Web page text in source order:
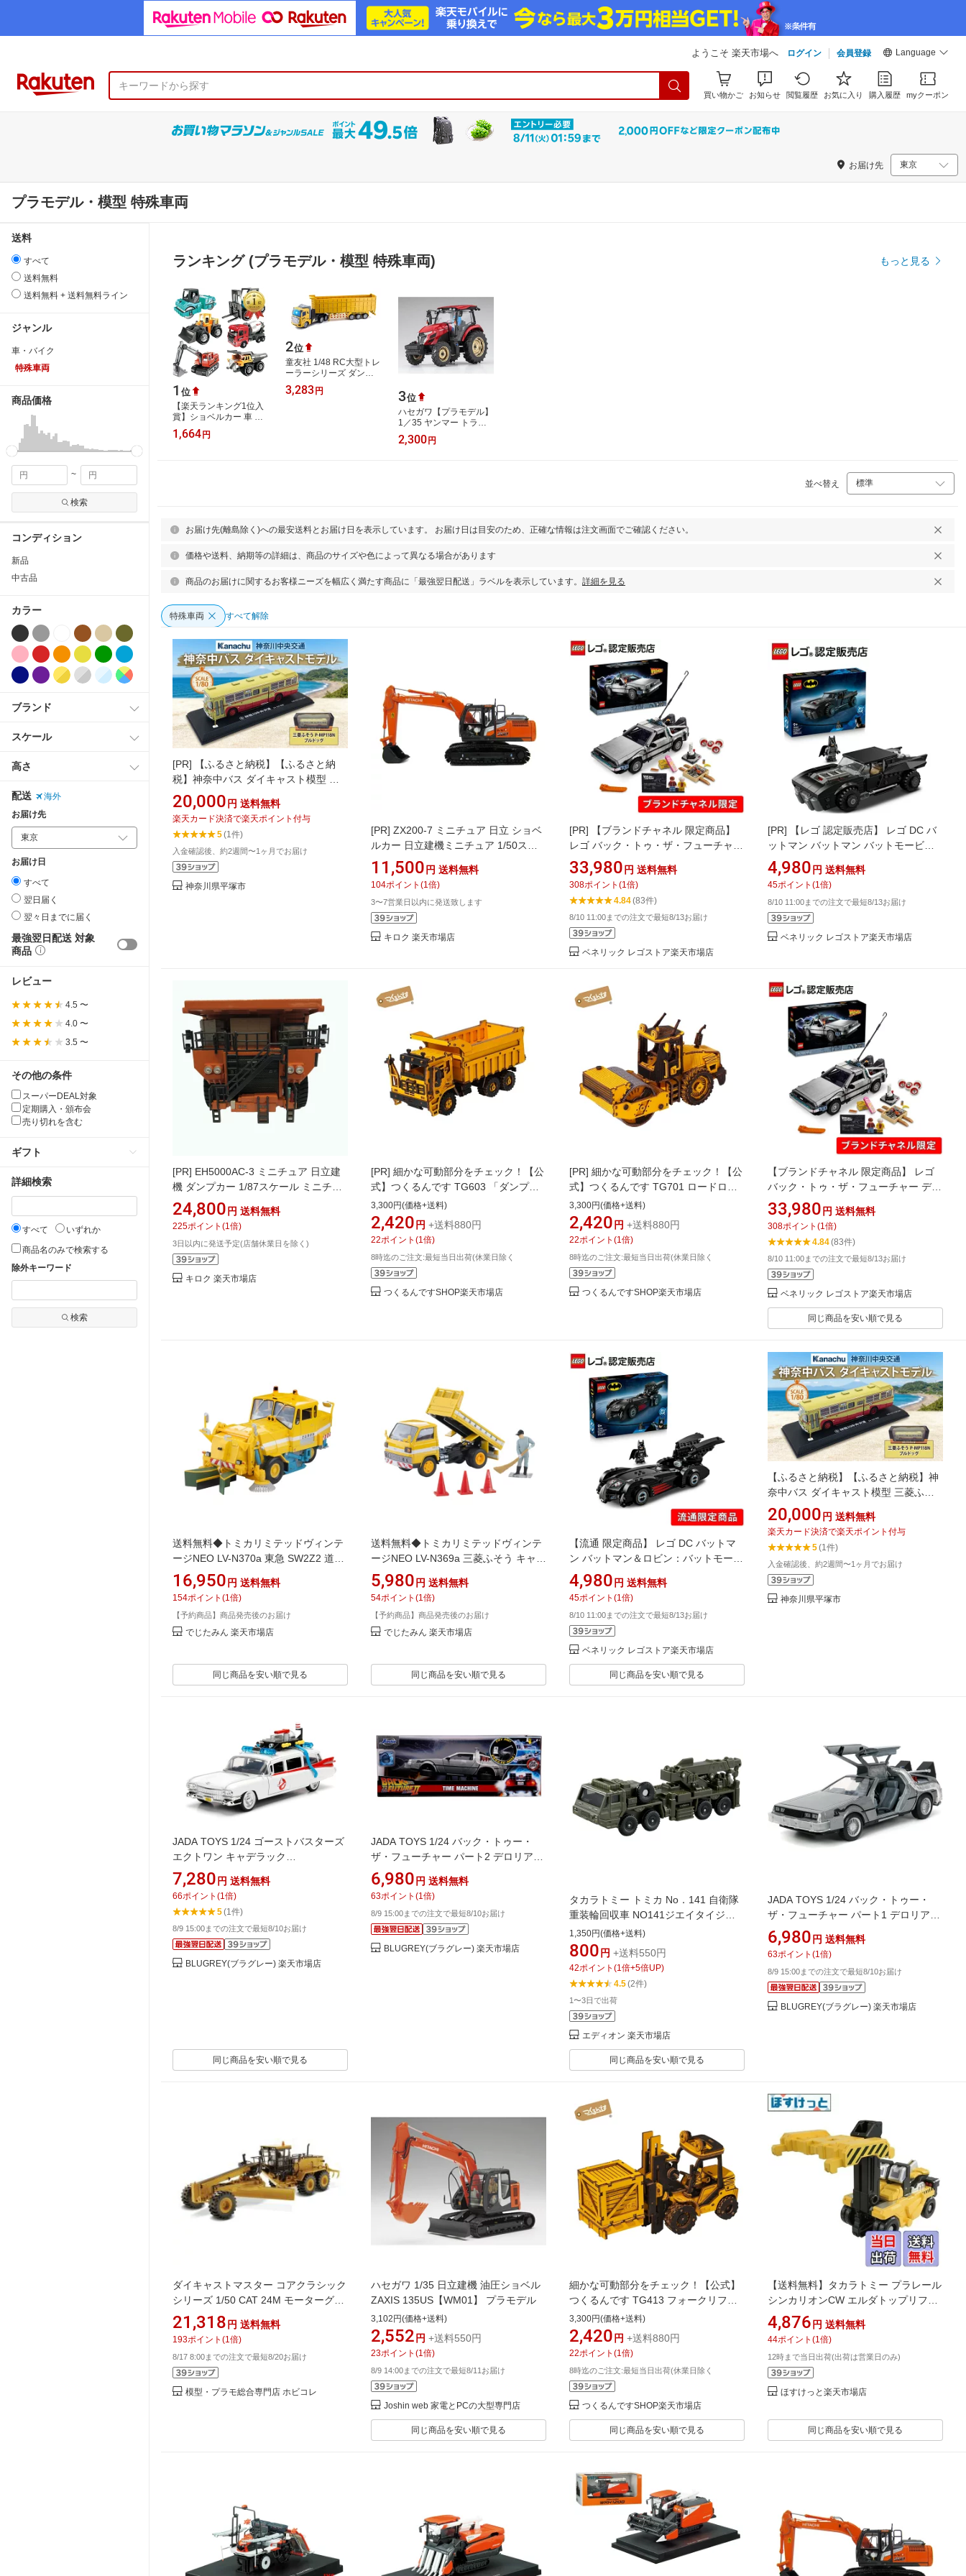
ようこそ 楽天市場へ ログイン 会員登録 Language
買い物かご お知らせ 閲覧履歴 お気に入り 購入履歴 myクーポン
お届け先
プラモデル・模型 特殊車両
送料
すべて
送料無料
送料無料 + 送料無料ライン
ジャンル
車・バイク
特殊車両
商品価格
~
検索
コンディション
新品
中古品
カラー
ブランド
スケール
高さ
配送
海外
お届け先
お届け日
すべて
翌日届く
翌々日までに届く
最強翌日配送 対象
商品
レビュー
4.5 〜
4.0 〜
3.5 〜
その他の条件
スーパーDEAL対象
定期購入・頒布会
売り切れを含む
ギフト
詳細検索
すべて
いずれか
商品名のみで検索する
除外キーワード
検索
ランキング (プラモデル・模型 特殊車両) もっと見る
1 位
【楽天ランキング1位入
賞】ショベルカー 車 働
く車 おもちゃ ミニカー
砂場 プレゼント 6個セッ
1,664 円
2位
童友社 1/48 RC大型トレ
ーラーシリーズ ダンプ
トレーラー（黄） ラジ
コン
3,283 円 3位
ハセガワ【プラモデル】
1／35 ヤンマー トラク
ター YT5113A H-
4967834660052
2,300 円
並べ替え
お届け先(離島除く)への最安送料とお届け日を表示しています。 お届け日は目安のため、正確な情報は注文画面でご確認ください。
価格や送料、納期等の詳細は、商品のサイズや色によって異なる場合があります
商品のお届けに関するお客様ニーズを幅広く満たす商品に「最強翌日配送」ラベルを表示しています。 詳細を見る
特殊車両 すべて解除
[PR]
【ふるさと納税】【ふるさと納
税】神奈中バス ダイキャスト模型 三
菱ふそう ダイキャスト模型 懐かしの
昭和に活躍したバス ブルドッグ 模型
のりもの 乗り物 玩具 おもちゃ 雑貨 日
用品 P-MP118N 神奈中商事 送料無料
神奈川県 平塚市
20,000 円 送料無料
楽天カード決済で楽天ポイント付与
5(1件)
入金確認後、約2週間〜1ヶ月でお届け
神奈川県平塚市
[PR] ZX200-7 ミニチュア 日立 ショベ
ルカー 日立建機ミニチュア 1/50スケ
ール 日立 ショベルカー 建機 油圧ショ
ベル ミニカー 重機 模型 建設機械 日立
建機 クリスマス 誕生日 プレゼント 人
気 ショベル ユンボ おもちゃ 男の子 男
子 男性 女の子 女子 女性 子供
11,500 円 送料無料
104ポイント (1倍)
3〜7営業日以内に発送致します
キロク 楽天市場店
[PR]
【ブランドチャネル 限定商品】
レゴ バック・トゥ・ザ・フューチャー
デロリアン・DMC-12 10300 乗り物
車 ミニカー インテリア オシャレ 母 父
おもちゃ 玩具 誕生日 プレゼント ブロ
ック LEGO 男性 女性
33,980 円 送料無料
308ポイント (1倍)
4.84(83件)
8/10 11:00までの注文で最短8/13お届け
ベネリック レゴストア楽天市場店
[PR]
【レゴ 認定販売店】 レゴ DC バ
ットマン バットマン バットモービル
76332 おもちゃ 玩具 誕生日 プレゼン
ト ブロック LEGO 男の子 女の子 子供
9歳 10歳 11歳 小学生 対戦 ロボット
ゲーム
4,980 円 送料無料
45ポイント (1倍)
8/10 11:00までの注文で最短8/13お届け
ベネリック レゴストア楽天市場店
[PR] EH5000AC-3 ミニチュア 日立建
機 ダンプカー 1/87スケール ミニチュ
アモデル 建機 建機ミニチュア ミニカ
ー 重機 模型 建設機械 日立建機 日
立建機ミニチュア 日立 ミニチュア
模型 誕生日 プレゼント 人気 ユンボ
おもちゃ 男の子 男子 男性 女子
24,800 円 送料無料
225ポイント (1倍)
3日以内に発送予定(店舗休業日を除く)
キロク 楽天市場店
[PR] 細かな可動部分をチェック！【公
式】つくるんです TG603 「ダンプト
ラック」／あんしん日本語説明書付
3D ウッドパズル 手作りキット 脳トレ
父の日 おうち時間 誕生日 知育
3,300円(価格+送料)
2,420 円 +送料880円
22ポイント (1倍)
8時迄のご注文:最短当日出荷(休業日除く
つくるんですSHOP楽天市場店
[PR] 細かな可動部分をチェック！【公
式】つくるんです TG701 ロードロー
ラー｜Robotime 日本公式／日本語説
明書付 3D ウッドパズル 手作りキット
脳トレ 小学生 大人 工作キット 段ボー
ル おうち時間 誕生日 知育
3,300円(価格+送料)
2,420 円 +送料880円
22ポイント (1倍)
8時迄のご注文:最短当日出荷(休業日除く
つくるんですSHOP楽天市場店
【ブランドチャネル 限定商品】 レゴ
バック・トゥ・ザ・フューチャー デロ
リアン・DMC-12 10300 乗り物 車 ミ
ニカー インテリア オシャレ 母 父 おも
ちゃ 玩具 誕生日 プレゼント ブロック
LEGO 男性 女性
33,980 円 送料無料
308ポイント (1倍)
4.84(83件)
8/10 11:00までの注文で最短8/13お届け
ベネリック レゴストア楽天市場店
同じ商品を安い順で見る
送料無料◆トミカリミテッドヴィンテ
ージNEO LV-N370a 東急 SW2Z2 道路
清掃車 (黄) 1/64 ミニカー トミーテッ
ク 336150 【8月予約】
16,950 円 送料無料
154ポイント (1倍)
【予約商品】商品発売後のお届け
でじたみん 楽天市場店
同じ商品を安い順で見る
送料無料◆トミカリミテッドヴィンテ
ージNEO LV-N369a 三菱ふそう キャン
ター ダンプトラック 道路維持作業車
フィギュア付 1/64 ミニカー トミーテ
ック 336518 【8月予約】
5,980 円 送料無料
54ポイント (1倍)
【予約商品】商品発売後のお届け
でじたみん 楽天市場店
同じ商品を安い順で見る
【流通 限定商品】 レゴ DC バットマ
ン バットマン＆ロビン：バットモービ
ル 76333 おもちゃ 玩具 誕生日 プレゼ
ント ブロック LEGO 男の子 女の子 子
供 9歳 10歳 11歳 小学生 対戦 ロボッ
ト ゲーム
4,980 円 送料無料
45ポイント (1倍)
8/10 11:00までの注文で最短8/13お届け
ベネリック レゴストア楽天市場店
同じ商品を安い順で見る
【ふるさと納税】【ふるさと納税】神
奈中バス ダイキャスト模型 三菱ふそ
う ダイキャスト模型 懐かしの昭和に
活躍したバス ブルドッグ 模型 のりも
の 乗り物 玩具 おもちゃ 雑貨 日用品
P-MP118N 神奈中商事 送料無料 神奈
川県 平塚市
20,000 円 送料無料
楽天カード決済で楽天ポイント付与
5(1件)
入金確認後、約2週間〜1ヶ月でお届け
神奈川県平塚市
JADA TOYS 1/24 ゴーストバスターズ
エクトワン キャデラック
Ghostbusters Ecto-1 Cadillac 99731
【国内在庫品】
7,280 円 送料無料
66ポイント (1倍)
5(1件)
8/9 15:00までの注文で最短8/10お届け
BLUGREY(ブラグレー) 楽天市場店
同じ商品を安い順で見る
JADA TOYS 1/24 バック・トゥー・
ザ・フューチャー パート2 デロリアン
ライトアップ BACK TO THE FUTURE
PART II DELOREAN ミニカー ダイキ
ャスト ジャダトイズ 映画 【国内在庫
品】
6,980 円 送料無料
63ポイント (1倍)
8/9 15:00までの注文で最短8/10お届け
BLUGREY(ブラグレー) 楽天市場店
タカラトミー トミカ No．141 自衛隊
重装輪回収車 NO141ジエイタイジユ
ウソウリンカイシユウ [NO141ジエイ
タイジユウソウリンカイシユウ]
1,350円(価格+送料)
800 円 +送料550円
42ポイント (1倍+5倍UP)
4.5(2件)
1〜3日で出荷
エディオン 楽天市場店
同じ商品を安い順で見る
JADA TOYS 1/24 バック・トゥー・
ザ・フューチャー パート1 デロリアン
ライトアップ BACK TO THE FUTURE
PART I DELOREAN 32911 ミニカー
ダイキャスト ジャダトイズ 【国内在
庫品】
6,980 円 送料無料
63ポイント (1倍)
8/9 15:00までの注文で最短8/10お届け
BLUGREY(ブラグレー) 楽天市場店
ダイキャストマスター コアクラシック
シリーズ 1/50 CAT 24M モーターグレ
ーダ DM85264C
21,318 円 送料無料
193ポイント (1倍)
8/17 8:00までの注文で最短8/20お届け
模型・プラモ総合専門店 ホビコレ
ハセガワ 1/35 日立建機 油圧ショベル
ZAXIS 135US【WM01】 プラモデル
3,102円(価格+送料)
2,552 円 +送料550円
23ポイント (1倍)
8/9 14:00までの注文で最短8/11お届け
Joshin web 家電とPCの大型専門店
同じ商品を安い順で見る
細かな可動部分をチェック！【公式】
つくるんです TG413 フォークリフト
｜Robotime 日本公式／日本語説明書
付 3D ウッドパズル 手作りキット 脳ト
レ 小学生 大人 工作キット 段ボール お
うち時間 誕生日 知育
3,300円(価格+送料)
2,420 円 +送料880円
22ポイント (1倍)
8時迄のご注文:最短当日出荷(休業日除く
つくるんですSHOP楽天市場店
同じ商品を安い順で見る
【送料無料】タカラトミー プラレール
シンカリオンCW エルダトップリフタ
ー 電車 おもちゃ 3歳以上
4,876 円 送料無料
44ポイント (1倍)
12時まで当日出荷(出荷は営業日のみ)
ほすけっと楽天市場店
同じ商品を安い順で見る